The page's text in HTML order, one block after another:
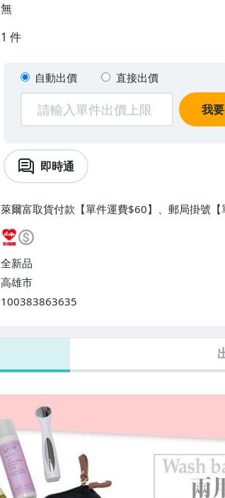
無
1 件
自動出價 直接出價
我
即時通
萊爾富取貨付款【單件運費$60】、郵局掛號【
全新品
高雄市
100383863635